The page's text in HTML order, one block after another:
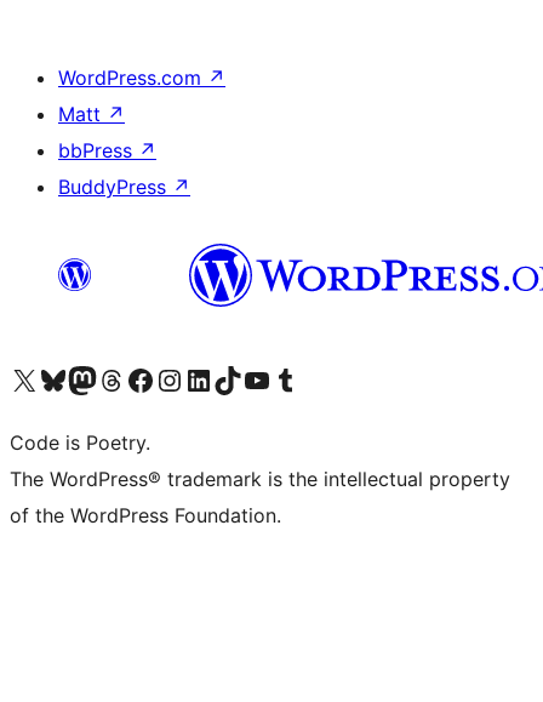
WordPress.com ↗
Matt ↗
bbPress ↗
BuddyPress ↗
Bezoek ons X (voorheen Twitter) account
Bezoek onze Bluesky account
Bezoek ons Mastodon account
Bezoek onze Threads account
Onze Facebookpagina bezoeken
Bezoek onze Instagram account
Bezoek onze LinkedIn account
Bezoek onze TikTok account
Bezoek ons YouTube kanaalBezoek onze Tumblr account
Code is Poetry.
The WordPress® trademark is the intellectual property
of the WordPress Foundation.